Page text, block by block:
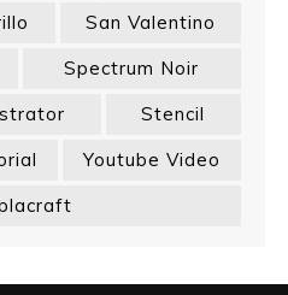
San Valentino
Spectrum Noir
Stencil
Youtube Video